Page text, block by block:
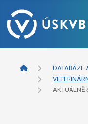
DATABÁZE
AKTUÁLNĚ